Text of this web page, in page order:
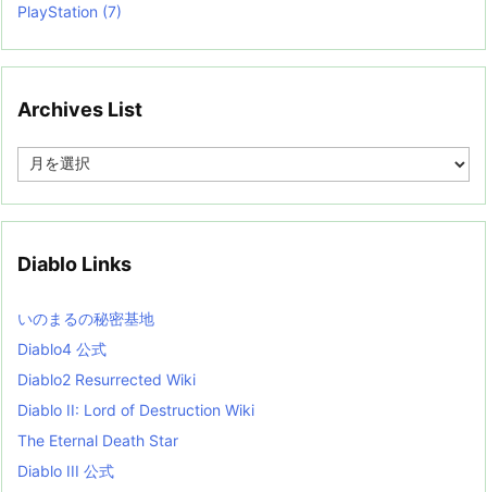
PlayStation (7)
Archives List
e
i
s
t
Diablo Links
いのまるの秘密基地
Diablo4 公式
Diablo2 Resurrected Wiki
Diablo II: Lord of Destruction Wiki
The Eternal Death Star
Diablo III 公式